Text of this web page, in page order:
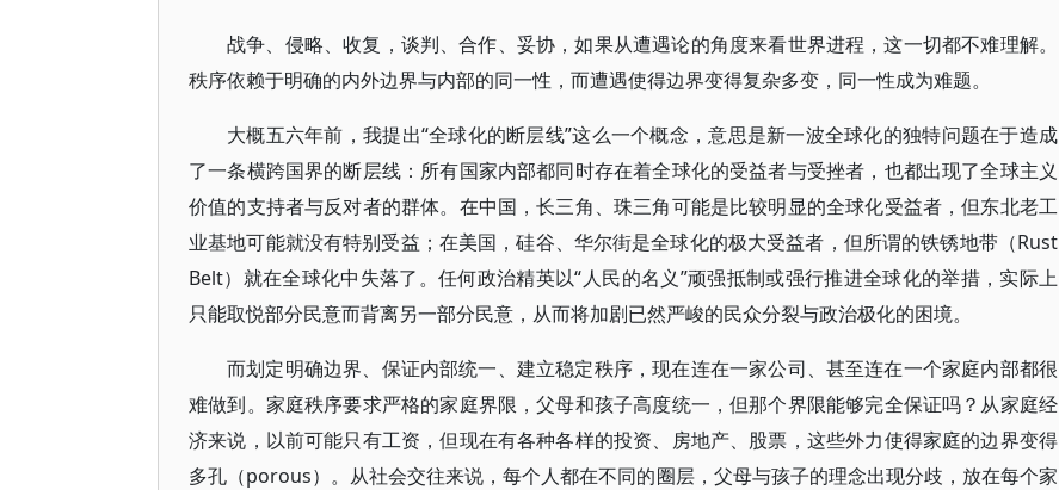
战争、侵略、收复，谈判、合作、妥协，如果从遭遇论的角度来看世界进程，这一切都不难理解。
秩序依赖于明确的内外边界与内部的同一性，而遭遇使得边界变得复杂多变，同一性成为难题。
大概五六年前，我提出“全球化的断层线”这么一个概念，意思是新一波全球化的独特问题在于造成
了一条横跨国界的断层线：所有国家内部都同时存在着全球化的受益者与受挫者，也都出现了全球主义
价值的支持者与反对者的群体。在中国，长三角、珠三角可能是比较明显的全球化受益者，但东北老工
业基地可能就没有特别受益；在美国，硅谷、华尔街是全球化的极大受益者，但所谓的铁锈地带（Rust
Belt）就在全球化中失落了。任何政治精英以“人民的名义”顽强抵制或强行推进全球化的举措，实际上
只能取悦部分民意而背离另一部分民意，从而将加剧已然严峻的民众分裂与政治极化的困境。
而划定明确边界、保证内部统一、建立稳定秩序，现在连在一家公司、甚至连在一个家庭内部都很
难做到。家庭秩序要求严格的家庭界限，父母和孩子高度统一，但那个界限能够完全保证吗？从家庭经
济来说，以前可能只有工资，但现在有各种各样的投资、房地产、股票，这些外力使得家庭的边界变得
多孔（porous）。从社会交往来说，每个人都在不同的圈层，父母与孩子的理念出现分歧，放在每个家